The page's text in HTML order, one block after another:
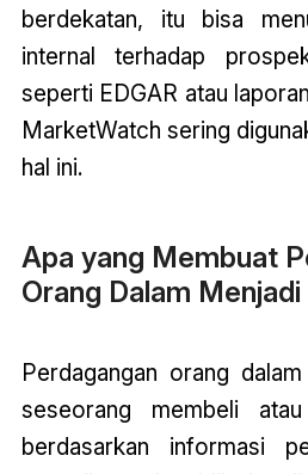
berdekatan, itu bisa
internal terhadap
seperti EDGAR atau
MarketWatch sering
hal ini.
Apa yang Membuat
Orang Dalam Menjadi
Perdagangan orang
seseorang membeli
berdasarkan informasi